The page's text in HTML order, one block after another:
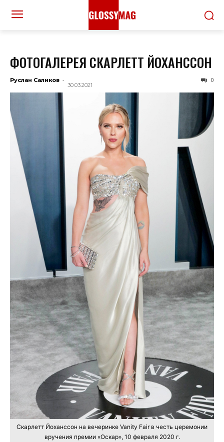
ФОТОГАЛЕРЕЯ СКАРЛЕТТ ЙОХАНССОН
Руслан Саликов -
30.03.2021
0
Скарлетт Йоханссон на вечеринке Vanity Fair в честь церемонии
вручения премии «Оскар», 10 февраля 2020 г.